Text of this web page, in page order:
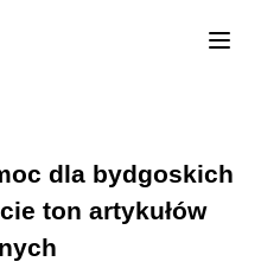
dla bydgoskich
ton artykułów